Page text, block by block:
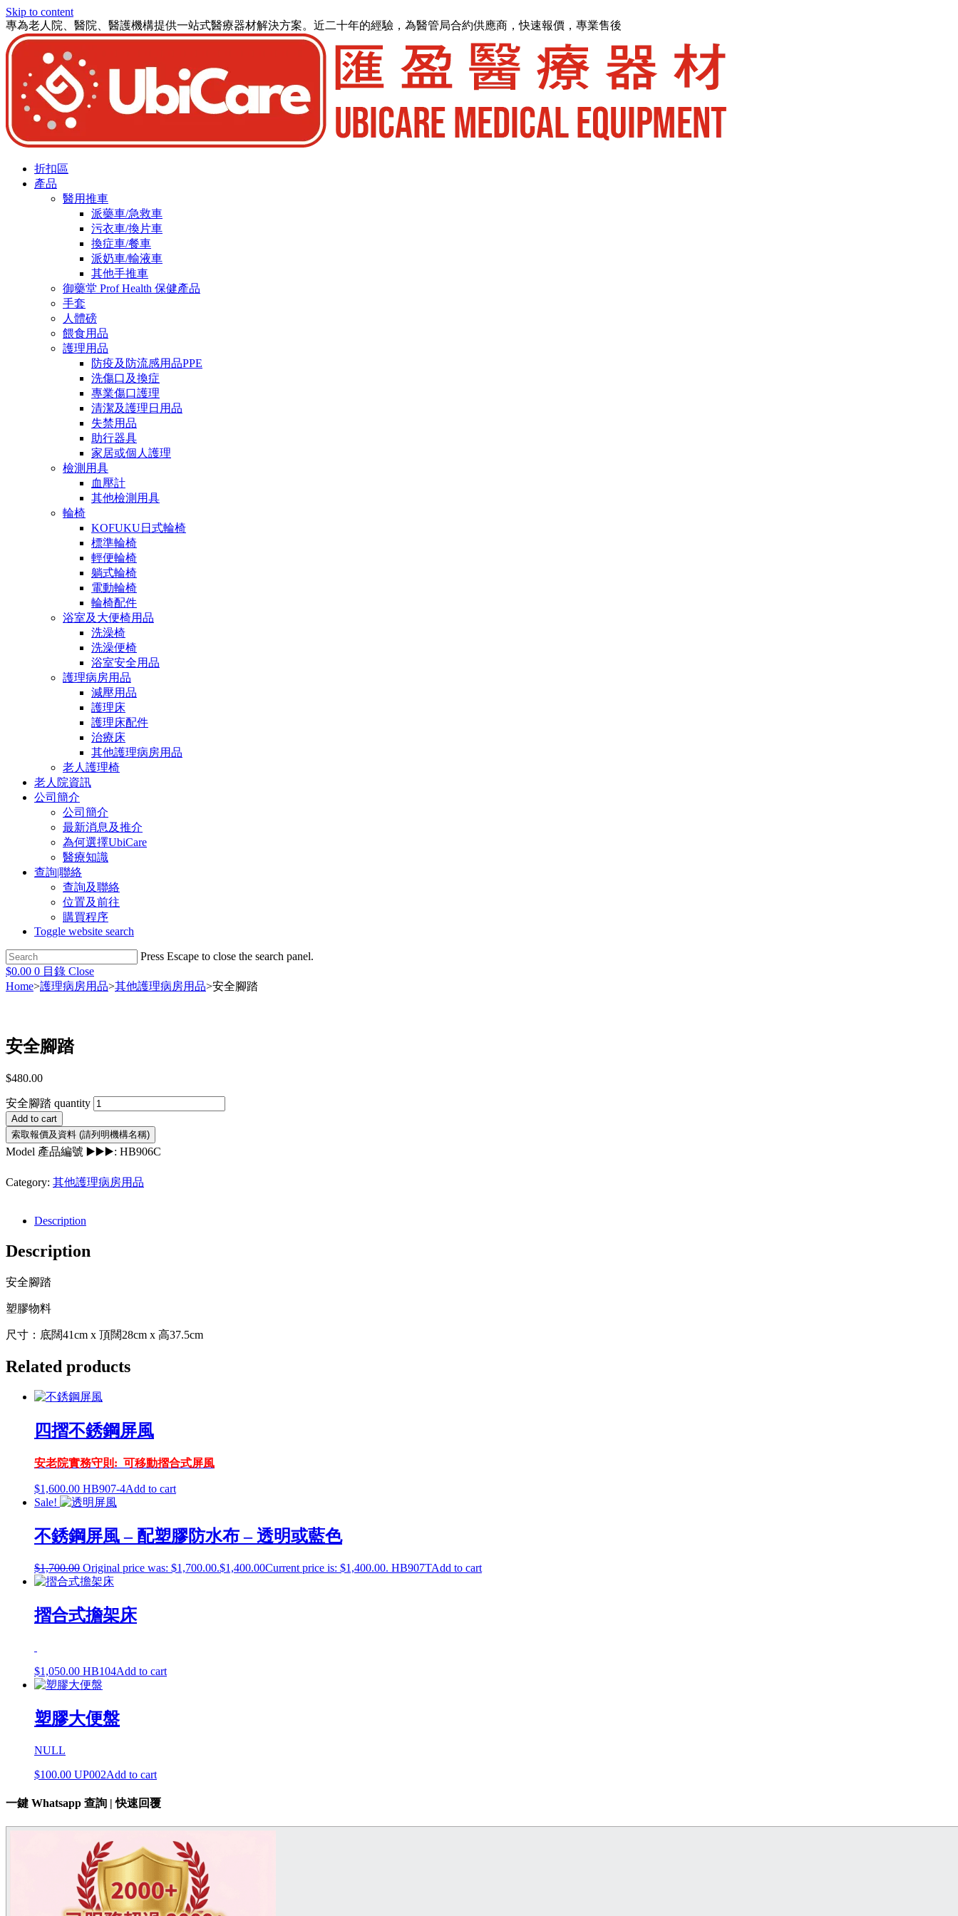
Skip to content
專為老人院、醫院、醫護機構提供一站式醫療器材解決方案。近二十年的經驗，為醫管局合約供應商，快速報價，專業售後
折扣區
產品
醫用推車
派藥車/急救車
污衣車/換片車
換症車/餐車
派奶車/輸液車
其他手推車
御藥堂 Prof Health 保健產品
手套
人體磅
餵食用品
護理用品
防疫及防流感用品PPE
洗傷口及換症
專業傷口護理
清潔及護理日用品
失禁用品
助行器具
家居或個人護理
檢測用具
血壓計
其他檢測用具
輪椅
KOFUKU日式輪椅
標準輪椅
輕便輪椅
躺式輪椅
電動輪椅
輪椅配件
浴室及大便椅用品
洗澡椅
洗澡便椅
浴室安全用品
護理病房用品
減壓用品
護理床
護理床配件
治療床
其他護理病房用品
老人護理椅
老人院資訊
公司簡介
公司簡介
最新消息及推介
為何選擇UbiCare
醫療知識
查詢|聯絡
查詢及聯絡
位置及前往
購買程序
Toggle website search
Press Escape to close the search panel.
$0.00 0 目錄 Close
Home>護理病房用品>其他護理病房用品>安全腳踏
安全腳踏
$480.00
安全腳踏 quantity
Add to cart
Model 產品編號 ▶️▶️▶️: HB906C
Category: 其他護理病房用品
Description
Description
安全腳踏
塑膠物料
尺寸：底闊41cm x 頂闊28cm x 高37.5cm
Related products
四摺不銹鋼屏風
安老院實務守則: 可移動摺合式屏風
$1,600.00 HB907-4Add to cart
Sale!
不銹鋼屏風 – 配塑膠防水布 – 透明或藍色
$1,700.00 Original price was: $1,700.00.$1,400.00Current price is: $1,400.00. HB907TAdd to cart
摺合式擔架床
$1,050.00 HB104Add to cart
塑膠大便盤
NULL
$100.00 UP002Add to cart
一鍵 Whatsapp 查詢 | 快速回覆